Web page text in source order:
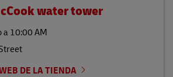
water tower
a10:00 AM
DE LA TIENDA